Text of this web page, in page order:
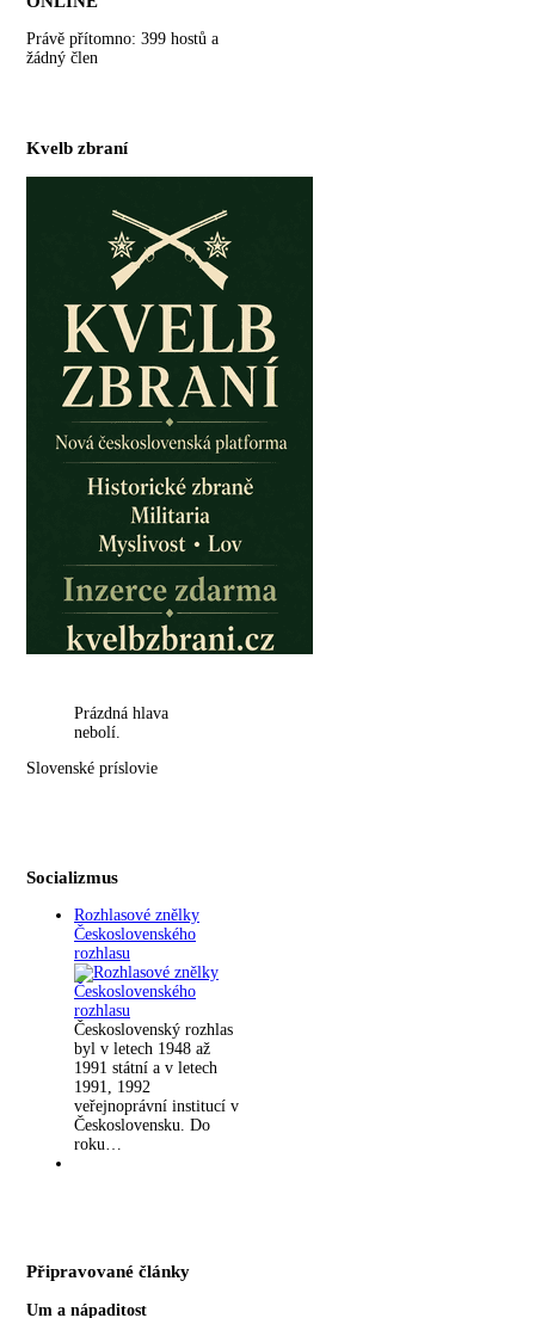
Právě přítomno: 399 hostů a
žádný člen
Kvelb zbraní
Prázdná hlava
nebolí.
Slovenské príslovie
Socializmus
Rozhlasové znělky
Československého
rozhlasu
Československý rozhlas
byl v letech 1948 až
1991 státní a v letech
1991, 1992
veřejnoprávní institucí v
Československu. Do
roku…
Připravované články
Um a nápaditost